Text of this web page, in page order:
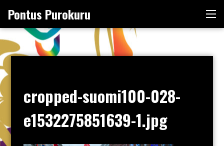
content
Pontus Purokuru
cropped-suomi100-028-
e1532275851639-1.jpg